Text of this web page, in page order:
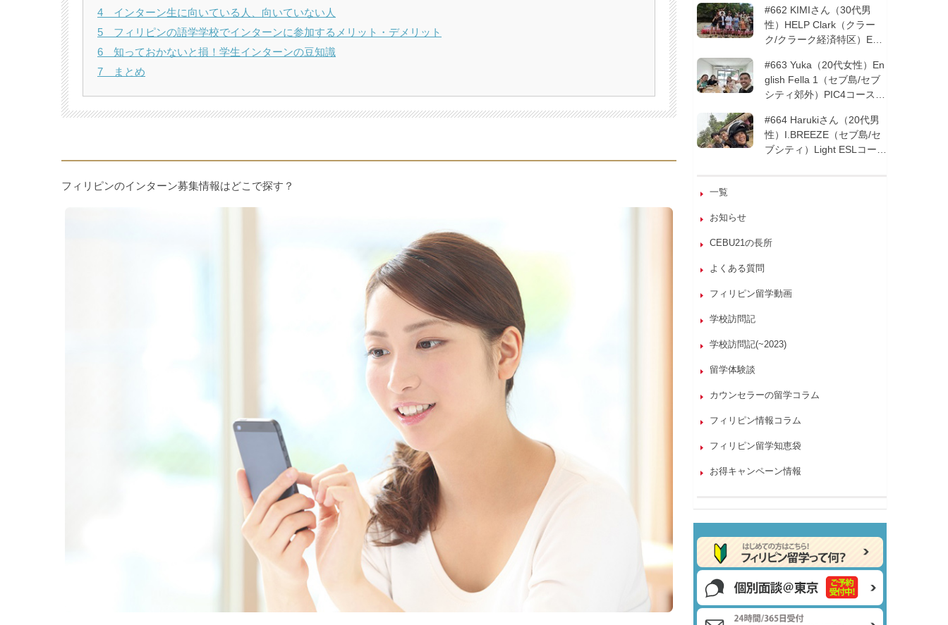
4 インターン生に向いている人、向いていない人
5 フィリピンの語学学校でインターンに参加するメリット・デメリット
6 知っておかないと損！学生インターンの豆知識
7 まとめ
フィリピンのインターン募集情報はどこで探す？
─MONOLを徹底取材！
#662 KIMIさん（30代男
性）HELP Clark（クラー
ク/クラーク経済特区）ESL
オの他校に転校 | フィリピ
ン留学
#663 Yuka（20代女性）En
glish Fella 1（セブ島/セブ
シティ郊外）PIC4コース 8
#664 Harukiさん（20代男
性）I.BREEZE（セブ島/セ
ブシティ）Light ESLコース
一覧
お知らせ
CEBU21の長所
よくある質問
フィリピン留学動画
学校訪問記
学校訪問記(~2023)
留学体験談
カウンセラーの留学コラム
フィリピン情報コラム
フィリピン留学知恵袋
お得キャンペーン情報